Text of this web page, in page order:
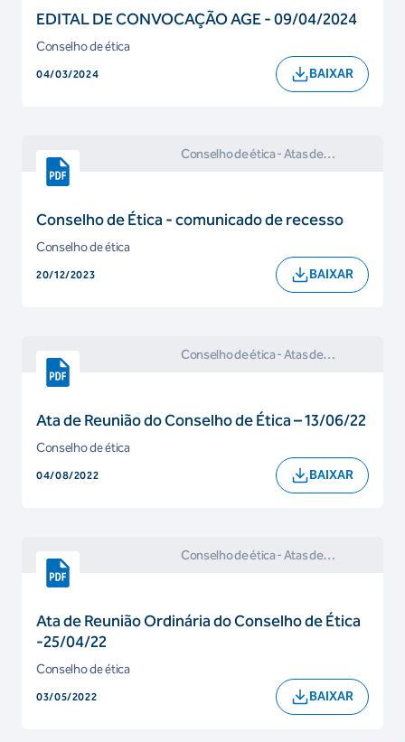
EDITAL DE CONVOCAÇÃO AGE - 09/04/2024
Conselho de ética
04/03/2024 BAIXAR
Conselho de ética- Atas de
Conselho de Ética - comunicado de recesso
Conselho de ética
20/12/2023 BAIXAR
Conselho de ética- Atas de
Ata de Reunião do Conselho de Ética – 13/06/22
Conselho de ética
04/08/2022 BAIXAR
Conselho de ética- Atas de
Ata de Reunião Ordinária do Conselho de Ética
-25/04/22
Conselho de ética
03/05/2022 BAIXAR